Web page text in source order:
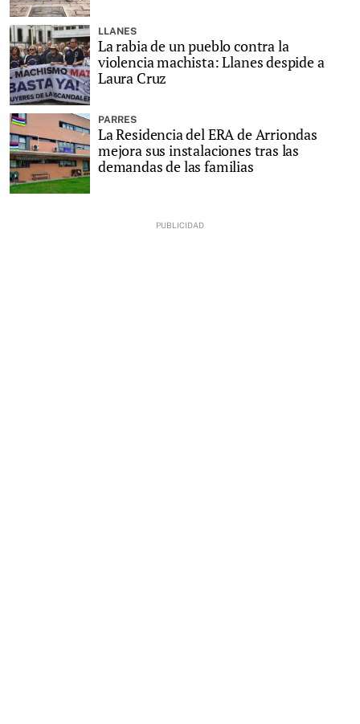
LLANES
La rabia de un pueblo contra la
violencia machista: Llanes despide a
Laura Cruz
PARRES
La Residencia del ERA de Arriondas
mejora sus instalaciones tras las
demandas de las familias